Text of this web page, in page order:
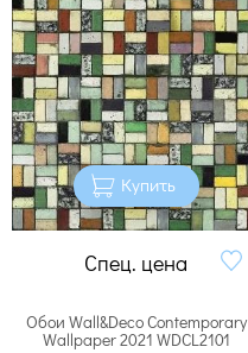
Купить
Спец. цена
Обои Wall&Deco Contemporary
Wallpaper 2021 WDCL2101